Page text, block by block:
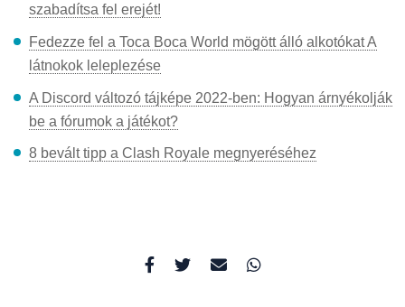
szabadítsa fel erejét!
Fedezze fel a Toca Boca World mögött álló alkotókat A
látnokok leleplezése
A Discord változó tájképe 2022-ben: Hogyan árnyékolják
be a fórumok a játékot?
8 bevált tipp a Clash Royale megnyeréséhez